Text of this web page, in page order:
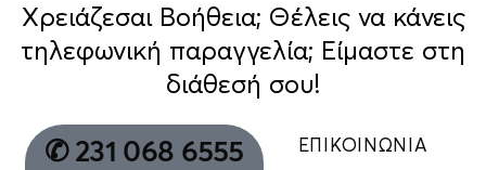
Χρειάζεσαι Βοήθεια; Θέλεις να κάνεις
τηλεφωνική παραγγελία; Είμαστε στη
διάθεσή σου!
✆ 231 068 6555 ΕΠΙΚΟΙΝΩΝΙΑ